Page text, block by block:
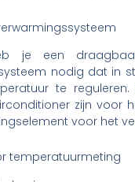
je een
nodig dat in
te
zijn voor
voor het
temperatuurmeting